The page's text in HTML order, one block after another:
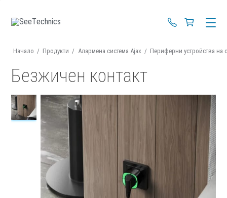
+359 88 670
Начало / Продукти / Алармена система Ajax / Периферни устройства на
Безжичен контакт